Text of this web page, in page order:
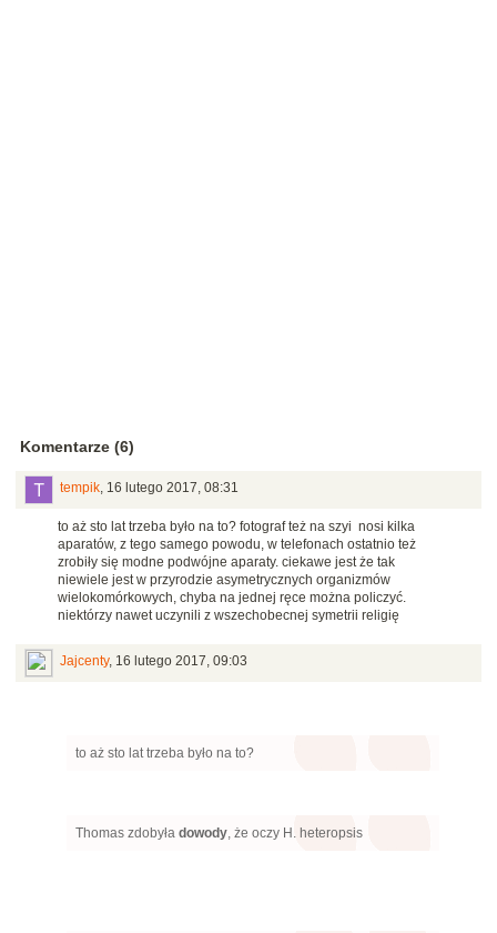
Komentarze (6)
tempik, 16 lutego 2017, 08:31
to aż sto lat trzeba było na to? fotograf też na szyi nosi kilka
aparatów, z tego samego powodu, w telefonach ostatnio też
zrobiły się modne podwójne aparaty. ciekawe jest że tak
niewiele jest w przyrodzie asymetrycznych organizmów
wielokomórkowych, chyba na jednej ręce można policzyć.
niektórzy nawet uczynili z wszechobecnej symetrii religię
Jajcenty, 16 lutego 2017, 09:03
to aż sto lat trzeba było na to?
Thomas zdobyła dowody, że oczy H. heteropsis